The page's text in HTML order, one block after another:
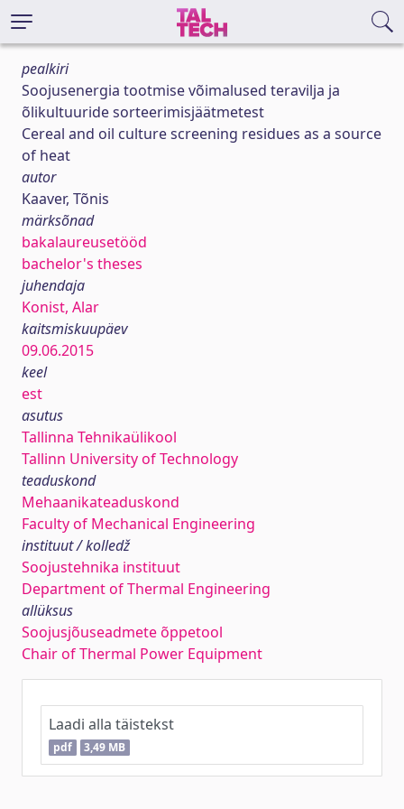
pealkiri
Soojusenergia tootmise võimalused teravilja ja
õlikultuuride sorteerimisjäätmetest
Cereal and oil culture screening residues as a source
of heat
autor
Kaaver, Tõnis
märksõnad
bakalaureusetööd
bachelor's theses
juhendaja
Konist, Alar
kaitsmiskuupäev
09.06.2015
keel
est
asutus
Tallinna Tehnikaülikool
Tallinn University of Technology
teaduskond
Mehaanikateaduskond
Faculty of Mechanical Engineering
instituut / kolledž
Soojustehnika instituut
Department of Thermal Engineering
allüksus
Soojusjõuseadmete õppetool
Chair of Thermal Power Equipment
Laadi alla täistekst
pdf 3,49 MB